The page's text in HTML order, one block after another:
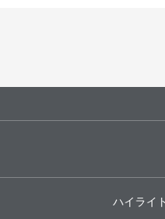
ハイライト